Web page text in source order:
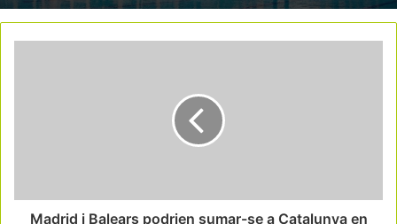
Madrid i Balears podrien sumar-se a Catalunya en